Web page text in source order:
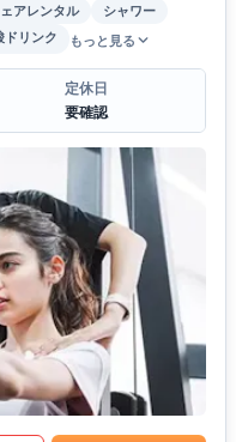
アレンタル
シャワー
ドリンク もっと見る
定休日
要確認